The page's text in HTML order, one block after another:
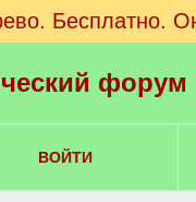
Бесплатно.
ВОЙТИ